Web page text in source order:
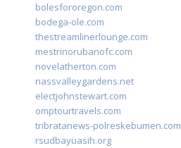
bolesfororegon.com
bodega-ole.com
thestreamlinerlounge.com
mestrinorubanofc.com
novelatherton.com
nassvalleygardens.net
electjohnstewart.com
omptourtravels.com
tribratanews-polreskebumen.com
rsudbayuasih.org